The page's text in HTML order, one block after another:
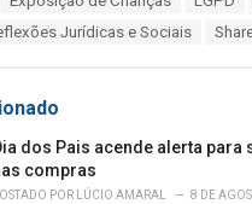
Jurídicas e Sociais
dos Pais acende alerta para
compras
POR LÚCIO AMARAL 8 DE